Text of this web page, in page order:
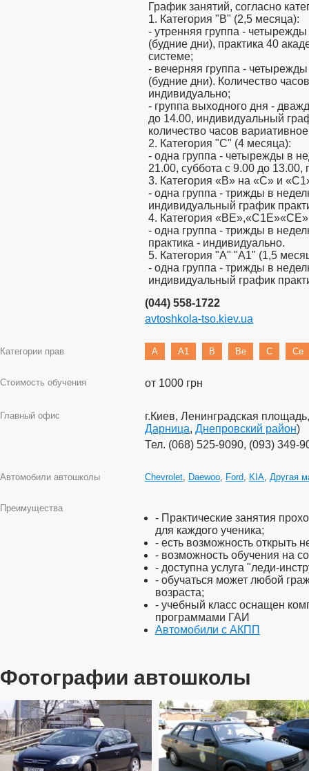
График занятий, согласно
1. Категория "В" (2,5 месяца):
- утренняя группа -
(будние дни), практика 40
системе;
- вечерняя группа -
(будние дни). Количество
индивидуально;
- группа выходного дня -
до 14.00, индивидуальный
количество часов
2. Категория "С" (4 месяца):
- одна группа - четырежды в
21.00, суббота с 9.00 до 13.00,
3. Категория «В» на «С» и
- одна группа - трижды в
индивидуальный график
4. Категория
- одна группа - трижды в
практика - индивидуально.
5. Категория "А" "А1" (1,5
- одна группа - трижды в
индивидуальный график
(044) 558-1722
avtoshkola-tso.kiev.ua
Категории прав A A1 B Be C Ce
Стоимость обучения от 1000 грн
Главный офис
г.Киев, Ленинградская
Дарница, Днепровский район)
Тел. (068) 525-9090, (093) 349-
Автомобили автошколы Chevrolet, Daewoo, Ford, KIA, Другая
Преимущества
- Практические занятия
для каждого ученика;
- есть возможность открыть
- возможность обучения на
- доступна услуга "леди-
- обучаться может любой
возраста;
- учебный класс оснащен
программами ГАИ
Автомобили с АКПП
Фотографии автошколы